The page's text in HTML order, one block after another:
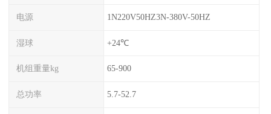
电源 1N220V50HZ3N-380V-50HZ
湿球 +24℃
机组重量kg 65-900
总功率 5.7-52.7